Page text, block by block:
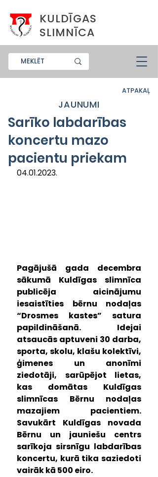
KULDĪGAS
SLIMNĪCA
ATPAKAĻ
JAUNUMI
Sarīko labdarības
koncertu mazo
pacientu priekam
04.01.2023.
Pagājušā gada decembra
sākumā Kuldīgas slimnīca
publicēja aicinājumu
iesaistīties bērnu nodaļas
“Drosmes kastes” satura
papildināšanā. Idejai
atsaucās aptuveni 30 darba,
sporta, skolu, klašu kolektīvi,
ģimenes un anonīmi
ziedotāji, sarūpējot lietas,
kas domātas Kuldīgas
slimnīcas Bērnu nodaļas
mazajiem pacientiem.
Savukārt Kuldīgas novada
Bērnu un jauniešu centrs
sarīkoja sirsnīgu labdarības
koncertu, kurā tika saziedoti
vairāk kā 500 eiro.